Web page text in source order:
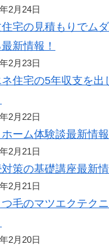
2月24日
宅の見積もりでム
新情報！
2月23日
住宅の5年収支を出
2月22日
ーム体験談最新情報
2月21日
策の基礎講座最新情
2月21日
毛のマツエクテク
2月20日